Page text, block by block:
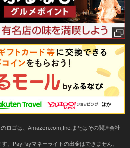
ロゴは、Amazon.com,Inc.またはその関連会社
。PayPayマネーライトの出金はできません。